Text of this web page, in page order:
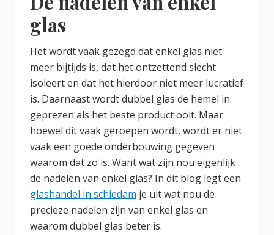
glas
Het wordt vaak gezegd dat enkel glas niet
meer bijtijds is, dat het ontzettend slecht
isoleert en dat het hierdoor niet meer lucratief
is. Daarnaast wordt dubbel glas de hemel in
geprezen als het beste product ooit. Maar
hoewel dit vaak geroepen wordt, wordt er niet
vaak een goede onderbouwing gegeven
waarom dat zo is. Want wat zijn nou eigenlijk
de nadelen van enkel glas? In dit blog legt een
glashandel in schiedam je uit wat nou de
precieze nadelen zijn van enkel glas en
waarom dubbel glas beter is.